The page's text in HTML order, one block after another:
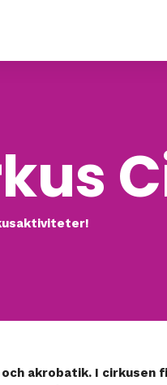
akrobatik. I cirkusen